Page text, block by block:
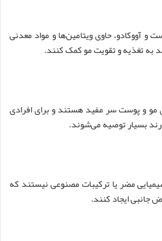
و آووکادو، حاوی ویتامین‌ها و مواد معدنی
به تغذیه و تقویت مو کمک کنند.
مو و پوست سر مفید هستند و برای افرادی
بسیار توصیه می‌شوند.
مضر یا ترکیبات مصنوعی نیستند که
جانبی ایجاد کنند.